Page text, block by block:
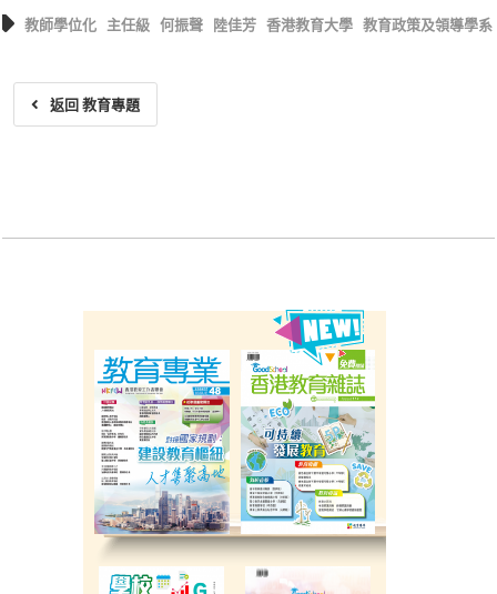
教師學位化 主任級 何振聲 陸佳芳 香港教育大學 教育政策及領導學系
返回 教育專題